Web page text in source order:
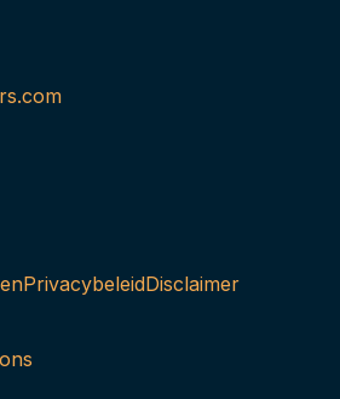
PrivacybeleidDisclaimer